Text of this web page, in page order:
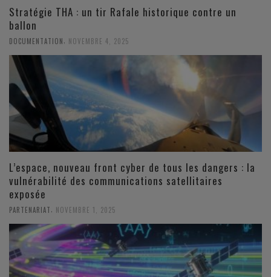
Stratégie THA : un tir Rafale historique contre un
ballon
DOCUMENTATION, NOVEMBRE 4, 2025
L’espace, nouveau front cyber de tous les dangers : la
vulnérabilité des communications satellitaires
exposée
PARTENARIAT NOVEMBRE 1, 2025